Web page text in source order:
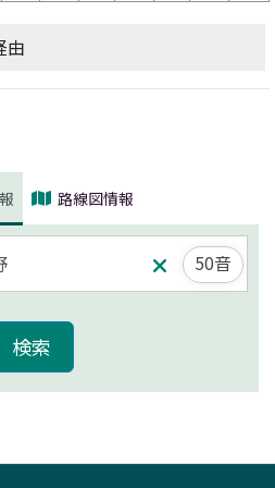
由
路線図情報
50音